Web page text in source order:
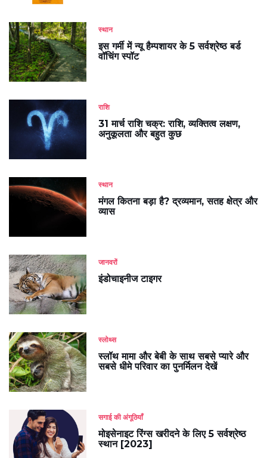
स्थान
इस गर्मी में न्यू हैम्पशायर के 5 सर्वश्रेष्ठ बर्ड
वॉचिंग स्पॉट
राशि
31 मार्च राशि चक्र: राशि, व्यक्तित्व लक्षण,
अनुकूलता और बहुत कुछ
स्थान
मंगल कितना बड़ा है? द्रव्यमान, सतह क्षेत्र और
व्यास
जानवरों
इंडोचाइनीज टाइगर
स्लोथ्स
स्लॉथ मामा और बेबी के साथ सबसे प्यारे और
सबसे धीमे परिवार का पुनर्मिलन देखें
सगाई की अंगूठियाँ
मोइसेनाइट रिंग्स खरीदने के लिए 5 सर्वश्रेष्ठ
स्थान [2023]